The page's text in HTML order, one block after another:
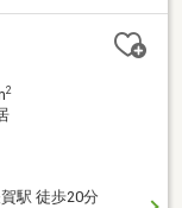
2
駅 徒歩20分